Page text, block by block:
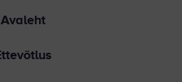
Avaleht